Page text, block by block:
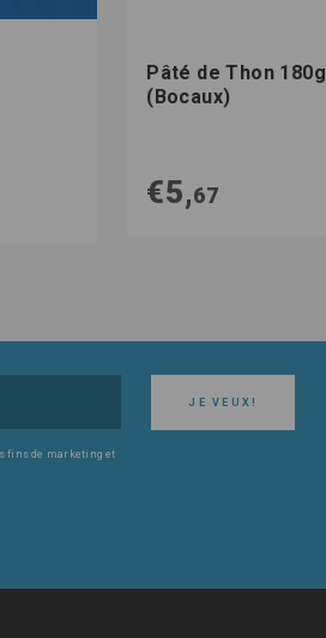
Pâté de Thon 180g
(Bocaux)
€5,67
JE VEUX!
fins de marketing et